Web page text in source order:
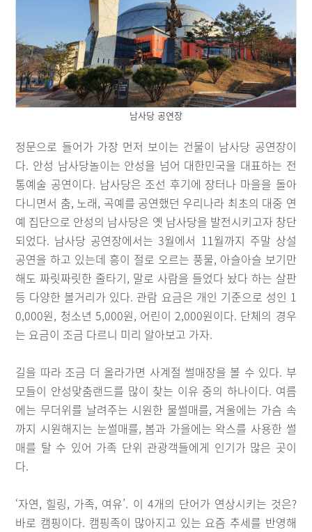
남사당 공연장
정문으로 들어가 가장 먼저 보이는 건물이 남사당 공연장이
다. 안성 남사당놀이는 안성을 넘어 대한민국을 대표하는 전
통예술 공연이다. 남사당은 조선 후기에 장터나 마을을 돌아
다니면서 춤, 노래, 곡예를 공연했던 우리나라 최초의 대중 연
예 집단으로 안성의 남사당은 옛 남사당을 발전시키고자 창단
되었다. 남사당 공연장에서는 3월에서 11월까지 주말 상설
공연을 하고 있는데 흥이 절로 오르는 풍물, 아슬아슬 보기만
해도 짜릿짜릿한 줄타기, 말로 사람을 들었다 놨다 하는 살판
등 다양한 볼거리가 있다. 관람 요금은 개인 기준으로 성인 1
0,000원, 청소년 5,000원, 어린이 2,000원이다. 단체의 경우
는 요금이 조금 다르니 미리 알아보고 가자.
길을 따라 조금 더 올라가면 사계절 썰매장을 볼 수 있다. 부
모들이 안성맞춤랜드를 많이 찾는 이유 중의 하나이다. 여름
에는 무더위를 날려주는 시원한 물썰매를, 겨울에는 가슴 속
까지 시원해지는 눈썰매를, 봄과 가을에는 왁스를 사용한 썰
매를 탈 수 있어 가족 단위 관광객들에게 인기가 많은 곳이
다.
‘자연, 힐링, 가족, 여유’. 이 4개의 단어가 연상시키는 것은?
바로 캠핑이다. 캠핑족이 많아지고 있는 요즘 추세를 반영해